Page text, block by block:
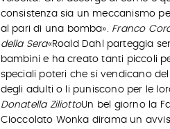
consistenza sia un meccanismo
al pari di una bomba». Franco
della Sera«Roald Dahl parteggia
bambini e ha creato tanti piccoli
speciali poteri che si vendicano
degli adulti o li puniscono per le
Donatella ZiliottoUn bel giorno la
Cioccolato Wonka dirama un